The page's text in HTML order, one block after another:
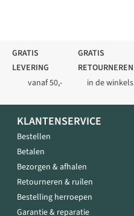
GRATIS
LEVERING
vanaf 50,-
GRATIS
RETOURNEREN
in de winkels
KLANTENSERVICE
Bestellen
Betalen
Bezorgen & afhalen
Retourneren & ruilen
Bestelling herroepen
Garantie & reparatie